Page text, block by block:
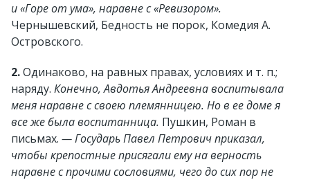
и «Горе от ума», наравне с «Ревизором».
Чернышевский, Бедность не порок, Комедия А.
Островского.
2.Одинаково, на равных правах, условиях и т. п.;
наряду. Конечно, Авдотья Андреевна воспитывала
меня наравне с своею племянницею. Но в ее доме я
все же была воспитанница. Пушкин, Роман в
письмах. — Государь Павел Петрович приказал,
чтобы крепостные присягали ему на верность
наравне с прочими сословиями, чего до сих пор не